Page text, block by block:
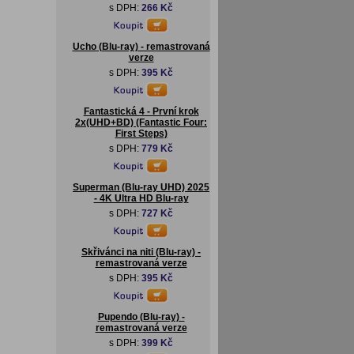
s DPH: 266 Kč
Ucho (Blu-ray) - remastrovaná
verze
s DPH: 395 Kč
Fantastická 4 - První krok
2x(UHD+BD) (Fantastic Four:
First Steps)
s DPH: 779 Kč
Superman (Blu-ray UHD) 2025
- 4K Ultra HD Blu-ray
s DPH: 727 Kč
Skřivánci na niti (Blu-ray) -
remastrovaná verze
s DPH: 395 Kč
Pupendo (Blu-ray) -
remastrovaná verze
s DPH: 399 Kč